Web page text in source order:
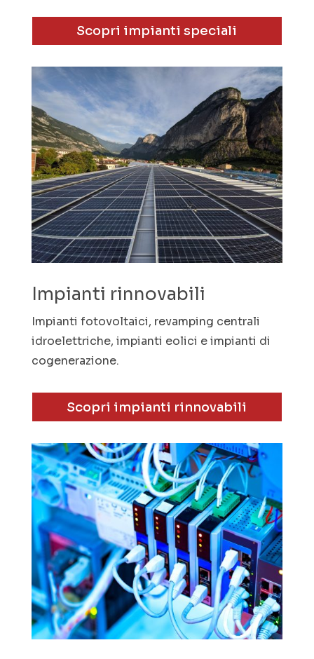
Scopri impianti speciali
Impianti rinnovabili
Impianti fotovoltaici, revamping centrali
idroelettriche, impianti eolici e impianti di
cogenerazione.
Scopri impianti rinnovabili